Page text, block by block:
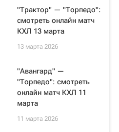
"Трактор" — "Торпедо":
смотреть онлайн матч
КХЛ 13 марта
13 марта 2026
"Авангард" —
"Торпедо": смотреть
онлайн матч КХЛ 11
марта
11 марта 2026